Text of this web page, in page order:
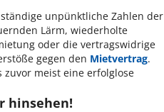
unpünktliche Zahlen der
Lärm, wiederholte
oder die vertragswidrige
gegen den Mietvertrag.
meist eine erfolglose
hinsehen!